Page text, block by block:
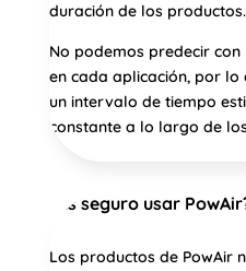
duración de los productos.
No podemos predecir
en cada aplicación, por
un intervalo de tiempo
constante a lo largo de
¿Es seguro usar
Los productos de PowAir